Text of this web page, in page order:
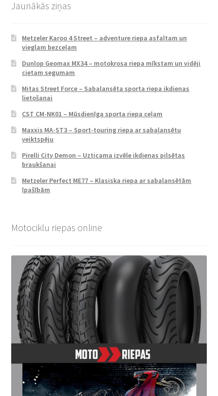
Jaunākās ziņas
Metzeler Karoo 4 Street – adventure riepa asfaltam un
vieglam bezceļam
Dunlop Geomax MX34 – motokrosa riepa mīkstam un vidēji
cietam segumam
Mitas Street Force – Sabalansēta sporta riepa ikdienas
lietošanai
CST CM-NK01 – Mūsdienīga sporta riepa ceļam
Maxxis MA-ST3 – Sport-touring riepa ar sabalansētu
veiktspēju
Pirelli City Demon – Uzticama izvēle ikdienas pilsētas
braukšanai
Metzeler Perfect ME77 – Klasiska riepa ar sabalansētām
īpašībām
Motociklu riepas online